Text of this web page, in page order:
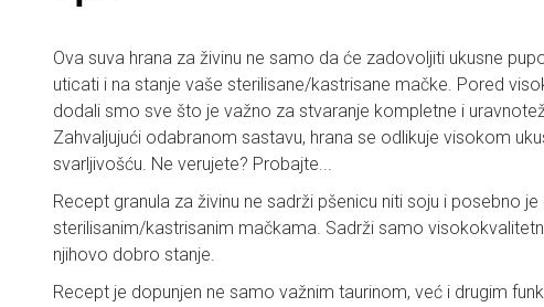
Ova suva hrana za živinu ne samo da će zadovoljiti ukusne
uticati i na stanje vaše sterilisane/kastrisane mačke. Pored
dodali smo sve što je važno za stvaranje kompletne i
Zahvaljujući odabranom sastavu, hrana se odlikuje visokom
svarljivošću. Ne verujete? Probajte...
Recept granula za živinu ne sadrži pšenicu niti soju i posebno
sterilisanim/kastrisanim mačkama. Sadrži samo
njihovo dobro stanje.
Recept je dopunjen ne samo važnim taurinom, već i drugim